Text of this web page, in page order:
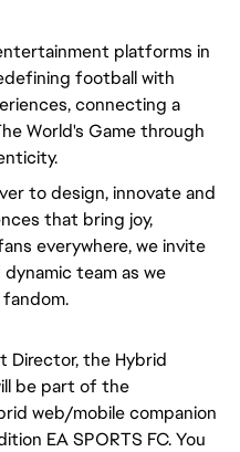
platforms in
football with
connecting a
World's Game through
to design, innovate and
that bring joy,
everywhere, we invite
team as we
Director, the Hybrid
be part of the
web/mobile companion
EA SPORTS FC. You